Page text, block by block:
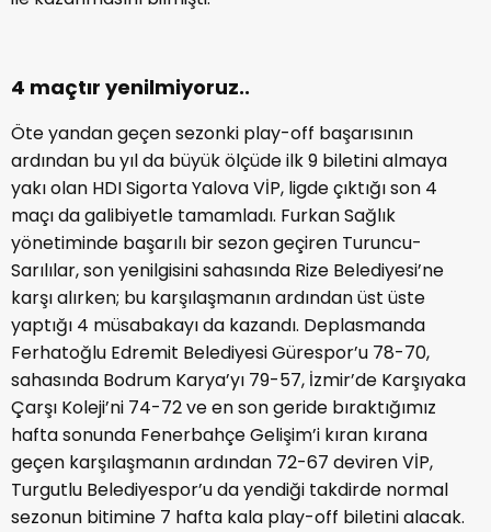
4 maçtır yenilmiyoruz..
Öte yandan geçen sezonki play-off başarısının
ardından bu yıl da büyük ölçüde ilk 9 biletini almaya
yakı olan HDI Sigorta Yalova VİP, ligde çıktığı son 4
maçı da galibiyetle tamamladı. Furkan Sağlık
yönetiminde başarılı bir sezon geçiren Turuncu-
Sarılılar, son yenilgisini sahasında Rize Belediyesi’ne
karşı alırken; bu karşılaşmanın ardından üst üste
yaptığı 4 müsabakayı da kazandı. Deplasmanda
Ferhatoğlu Edremit Belediyesi Gürespor’u 78-70,
sahasında Bodrum Karya’yı 79-57, İzmir’de Karşıyaka
Çarşı Koleji’ni 74-72 ve en son geride bıraktığımız
hafta sonunda Fenerbahçe Gelişim’i kıran kırana
geçen karşılaşmanın ardından 72-67 deviren VİP,
Turgutlu Belediyespor’u da yendiği takdirde normal
sezonun bitimine 7 hafta kala play-off biletini alacak.